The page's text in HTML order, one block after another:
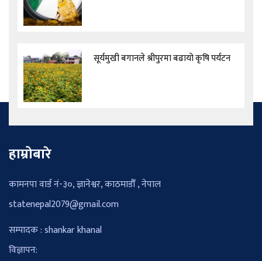
सूर्यमुखी बगानले श्रीपुरमा बढायो कृषि पर्यटन
हाम्रोबारे
कामनपा वार्ड नं-३०, ज्ञानेश्वर, काठमाडौँ , नेपाल
statenepal2079@gmail.com
सम्पादक : shankar khanal
विज्ञापन: